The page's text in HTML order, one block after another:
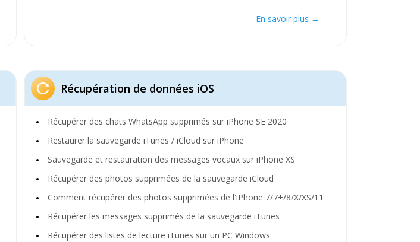
En savoir plus →
Récupération de données iOS
Récupérer des chats WhatsApp supprimés sur iPhone SE 2020
Restaurer la sauvegarde iTunes / iCloud sur iPhone
Sauvegarde et restauration des messages vocaux sur iPhone XS
Récupérer des photos supprimées de la sauvegarde iCloud
Comment récupérer des photos supprimées de l'iPhone 7/7+/8/X/XS/11
Récupérer les messages supprimés de la sauvegarde iTunes
Récupérer des listes de lecture iTunes sur un PC Windows